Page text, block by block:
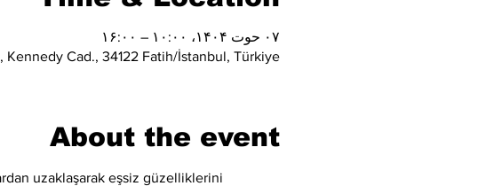
۰۷ حوت ۱۴۰۴، ۱۰:۰۰ – ۱۶:۰۰
Kennedy Cad., 34122 Fatih/İstanbul, Türkiye
About the event
uzaklaşarak eşsiz güzelliklerini